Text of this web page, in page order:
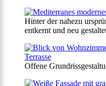
Hinter der nahezu
entkernt und neu
Offene